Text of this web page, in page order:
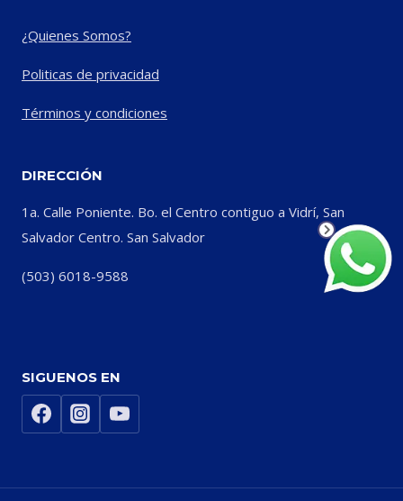
¿Quienes Somos?
Politicas de privacidad
Términos y condiciones
DIRECCIÓN
1a. Calle Poniente. Bo. el Centro contiguo a Vidrí, San
Salvador Centro. San Salvador
(503) 6018-9588
SIGUENOS EN